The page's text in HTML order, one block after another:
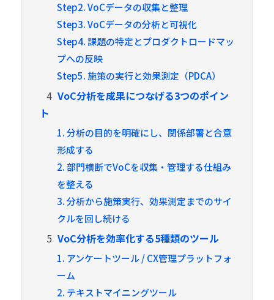
Step2. VoCデータの収集と整理
Step3. VoCデータの分析と可視化
Step4. 課題の特定とプロダクトロードマッ
プへの反映
Step5. 施策の実行と効果測定（PDCA）
4 VoC分析を成果につなげる3つのポイン
ト
1. 分析の目的を明確にし、関係部署と合意
形成する
2. 部門横断でVoCを収集・管理する仕組み
を整える
3. 分析から施策実行、効果測定までのサイ
クルを回し続ける
5 VoC分析を効率化する5種類のツール
1. アンケートツール / CX管理プラットフォ
ーム
2. テキストマイニングツール